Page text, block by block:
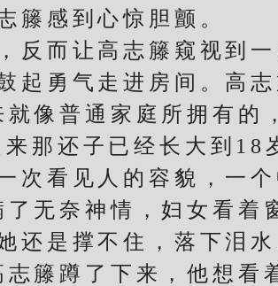
籐感到心惊胆颤。
而让高志籐窥视到一
勇气走进房间。高志
像普通家庭所拥有的
那还子已经长大到18
看见人的容貌，一个
无奈神情，妇女看着
是撑不住，落下泪水
籐蹲了下来，他想看